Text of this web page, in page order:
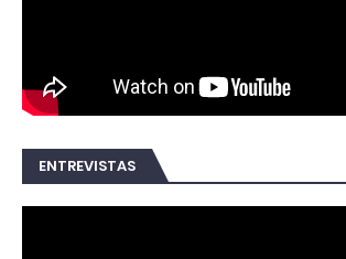
ENTREVISTAS